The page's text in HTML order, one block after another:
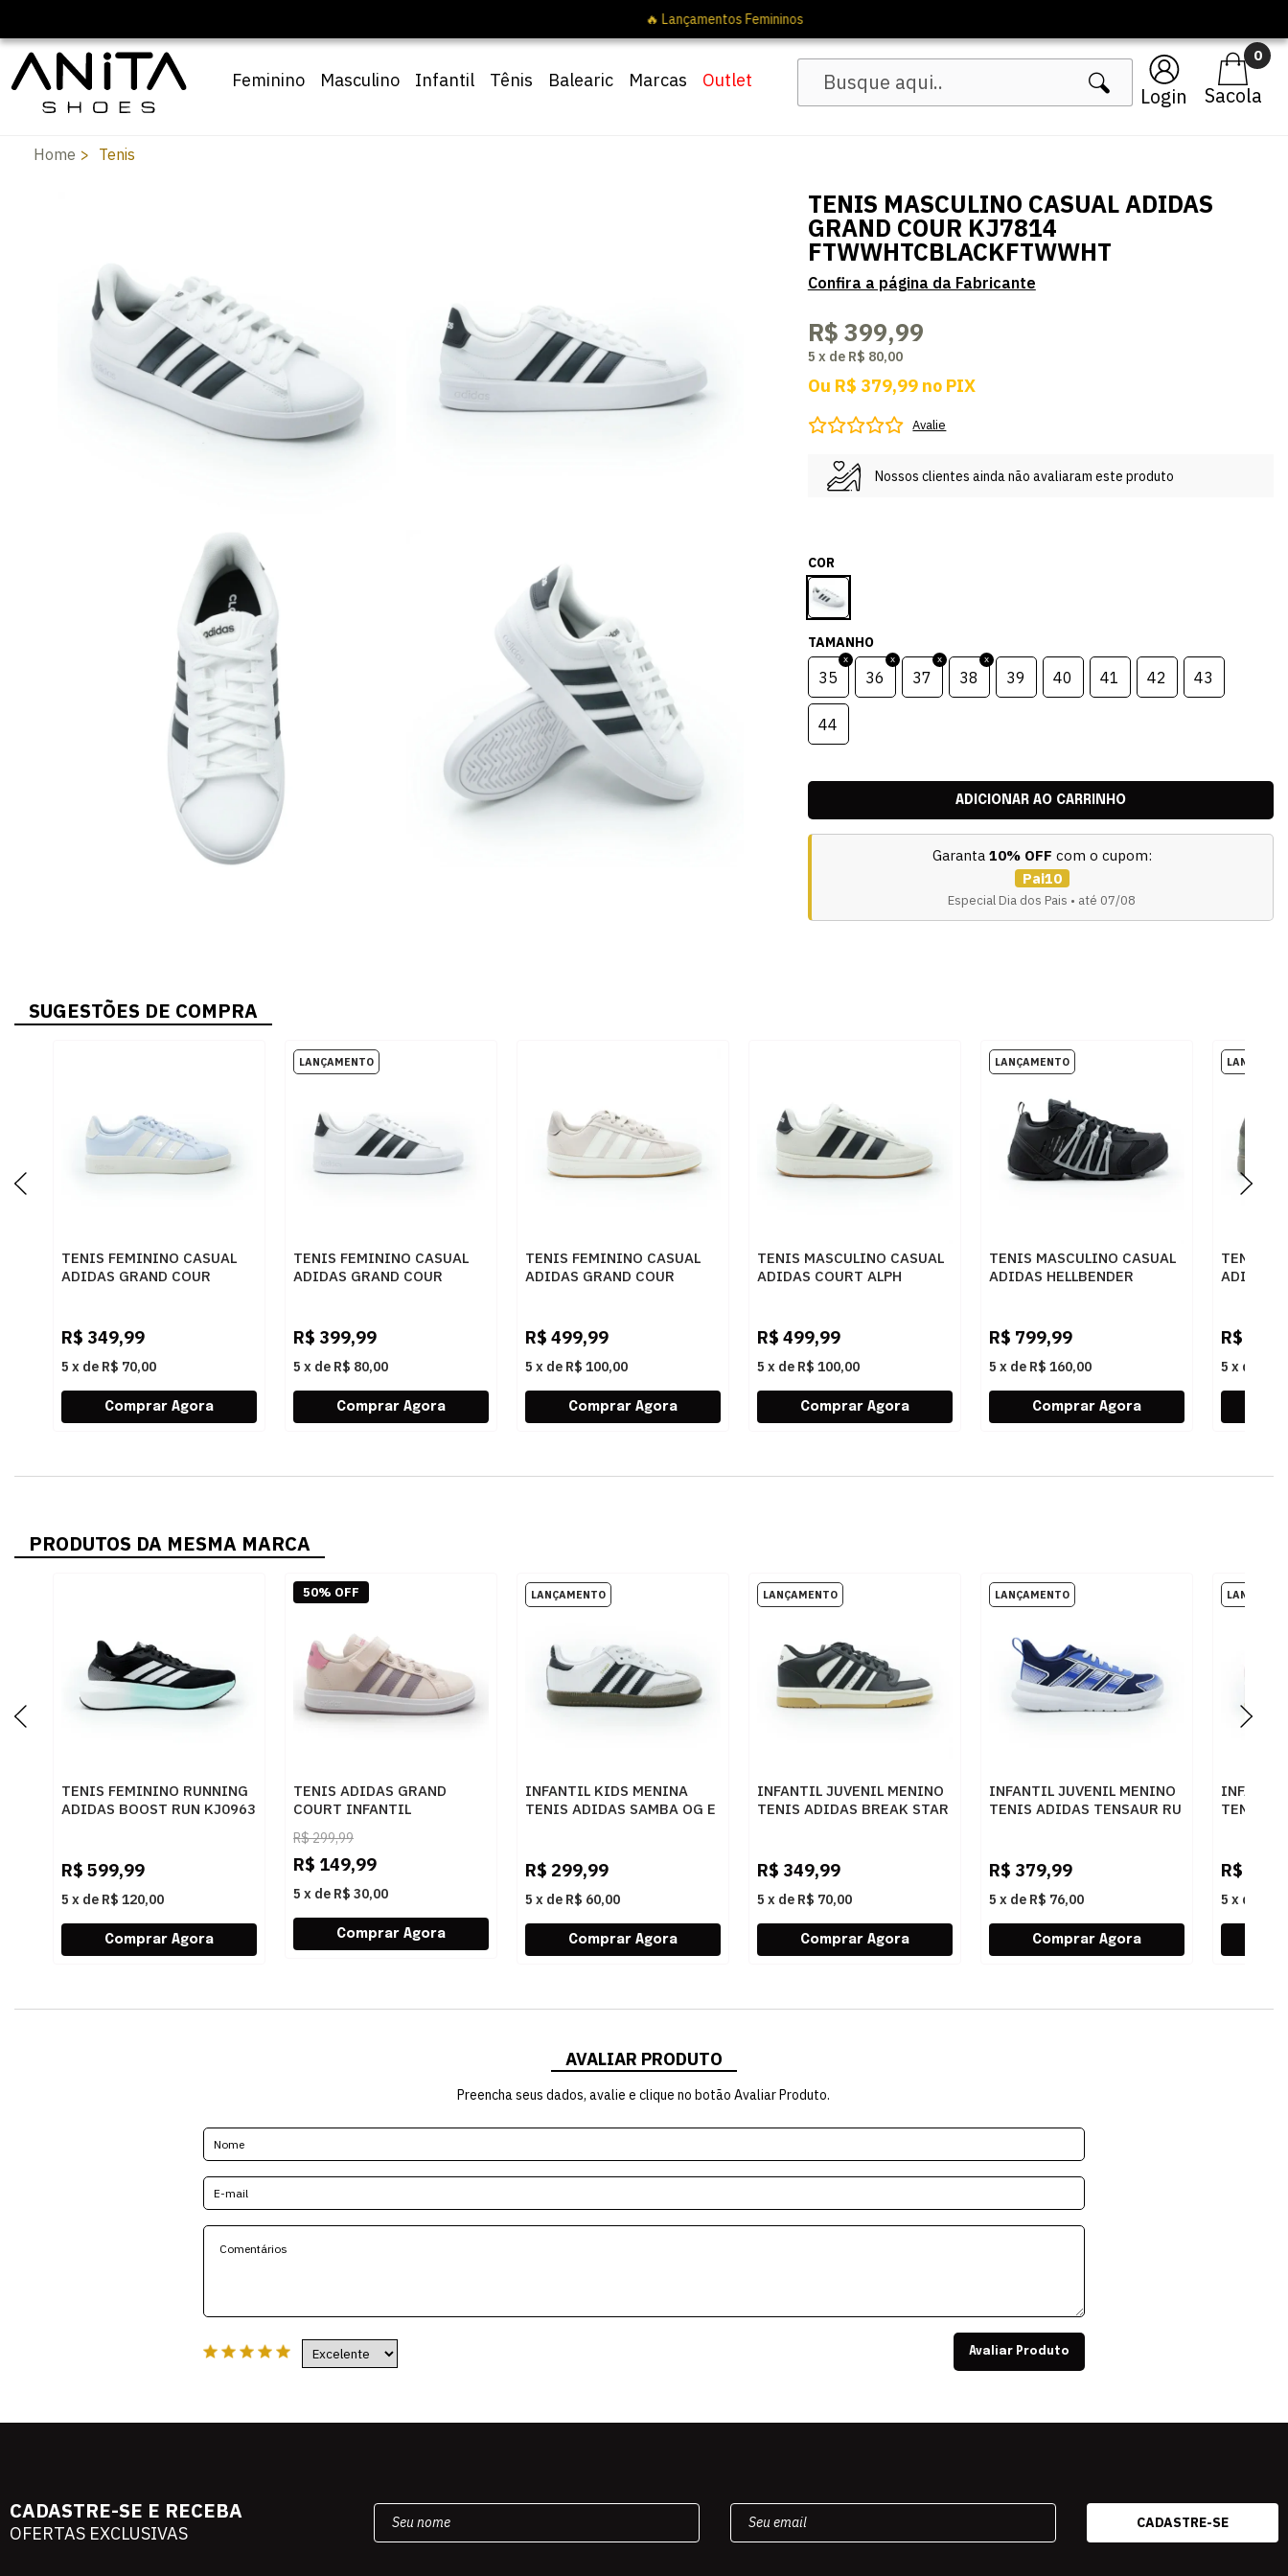
Login
0
Feminino Masculino Infantil Tênis Balearic Marcas Outlet
Home Tenis
TENIS MASCULINO CASUAL ADIDAS
GRAND COUR KJ7814
FTWWHTCBLACKFTWWHT
R$ 399,99
5 x de R$ 80,00
Ou R$ 379,99 no PIX
Avalie
Nossos clientes ainda não avaliaram este produto
COR
TAMANHO
35 36 37 38 39 40 41 42 43
44
Garanta 10% OFF com o cupom:
Pai10
Especial Dia dos Pais • até 07/08
SUGESTÕES DE COMPRA
TENIS FEMININO CASUAL
ADIDAS GRAND COUR
R$ 349,99
5 x de R$ 70,00
TENIS FEMININO CASUAL
ADIDAS GRAND COUR
R$ 399,99
5 x de R$ 80,00
TENIS FEMININO CASUAL
ADIDAS GRAND COUR
R$ 499,99
5 x de R$ 100,00
TENIS MASCULINO CASUAL
ADIDAS COURT ALPH
R$ 499,99
5 x de R$ 100,00
TENIS MASCULINO CASUAL
ADIDAS HELLBENDER
R$ 799,99
5 x de R$ 160,00
TENIS
ADIDAS
R$
5 x de
PRODUTOS DA MESMA MARCA
TENIS FEMININO RUNNING
ADIDAS BOOST RUN KJ0963
R$ 599,99
5 x de R$ 120,00
TENIS ADIDAS GRAND
COURT INFANTIL
ROSA/CLARO - 282939
R$299,99
R$ 149,99
5 x de R$ 30,00
50% OFF
INFANTIL KIDS MENINA
TENIS ADIDAS SAMBA OG E
R$ 299,99
5 x de R$ 60,00
INFANTIL JUVENIL MENINO
TENIS ADIDAS BREAK STAR
R$ 349,99
5 x de R$ 70,00
INFANTIL JUVENIL MENINO
TENIS ADIDAS TENSAUR RU
R$ 379,99
5 x de R$ 76,00
TENIS
R$
5 x de
AVALIAR PRODUTO
Preencha seus dados, avalie e clique no botão Avaliar Produto.
Avaliar Produto
CADASTRE-SE E RECEBA
OFERTAS EXCLUSIVAS